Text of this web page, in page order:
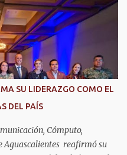
SU LIDERAZGO COMO EL
DEL PAÍS
Cómputo,
Aguascalientes reafirmó su